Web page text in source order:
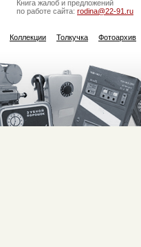
Книга жалоб и предложений
по работе сайта: rodina@22-91.ru
Коллекции Толкучка Фотоархив